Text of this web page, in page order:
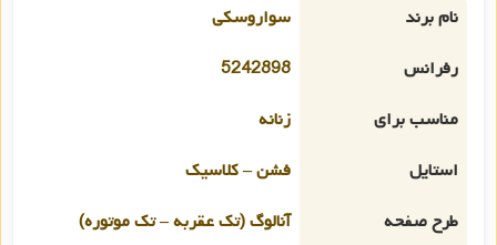
نام برند
سواروسکی
رفرانس
5242898
مناسب برای
زنانه
استایل
فشن – کلاسیک
طرح صفحه
آنالوگ (تک عقربه – تک موتوره)